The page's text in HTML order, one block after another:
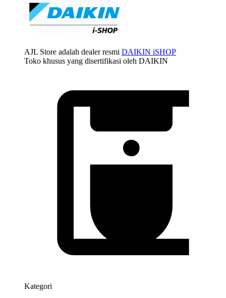
AJL Store adalah dealer resmi DAIKIN iSHOP
Toko khusus yang disertifikasi oleh DAIKIN
Kategori